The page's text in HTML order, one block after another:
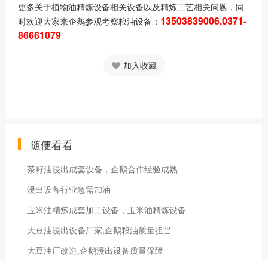
更多关于植物油精炼设备相关设备以及精炼工艺相关问题，同
时欢迎大家来企鹅参观考察粮油设备： 13503839006,0371-
86661079
加入收藏
随便看看
茶籽油浸出成套设备，企鹅合作经验成熟
浸出设备行业急需加油
玉米油精炼成套加工设备，玉米油精炼设备
大豆油浸出设备厂家,企鹅粮油质量担当
大豆油厂改造,企鹅浸出设备质量保障